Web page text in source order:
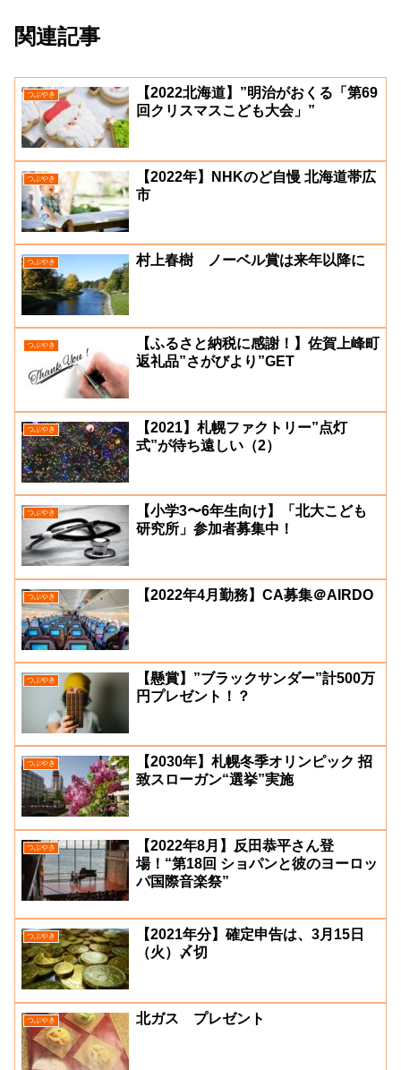
関連記事
つぶやき
【2022北海道】”明治がおくる「第69
回クリスマスこども大会」”
つぶやき
【2022年】NHKのど自慢 北海道帯広
市
つぶやき 村上春樹 ノーベル賞は来年以降に
つぶやき
【ふるさと納税に感謝！】佐賀上峰町
返礼品”さがびより”GET
つぶやき
【2021】札幌ファクトリー”点灯
式”が待ち遠しい（2）
つぶやき
【小学3〜6年生向け】「北大こども
研究所」参加者募集中！
つぶやき 【2022年4月勤務】CA募集＠AIRDO
つぶやき
【懸賞】”ブラックサンダー”計500万
円プレゼント！？
つぶやき
【2030年】札幌冬季オリンピック 招
致スローガン“選挙”実施
つぶやき
【2022年8月】反田恭平さん登
場！“第18回 ショパンと彼のヨーロッ
パ国際音楽祭”
つぶやき
【2021年分】確定申告は、3月15日
（火）〆切
つぶやき 北ガス プレゼント